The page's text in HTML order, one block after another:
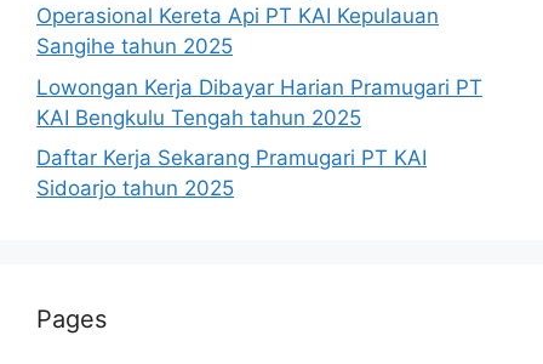
Operasional Kereta Api PT KAI Kepulauan
Sangihe tahun 2025
Lowongan Kerja Dibayar Harian Pramugari PT
KAI Bengkulu Tengah tahun 2025
Daftar Kerja Sekarang Pramugari PT KAI
Sidoarjo tahun 2025
Pages